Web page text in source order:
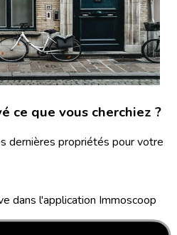
ce que vous cherchiez ?
dernières propriétés pour votre
dans l'application Immoscoop